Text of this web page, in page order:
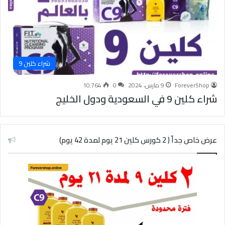
شراء كلين 9
ForeverShop 9 مارس، 2024 0 10٬764
شراء كلين 9 في السعودية ودول الخليج
عرض خاص جداً ( 2 كورس كلين 21 يوم لمدة 42 يوم)